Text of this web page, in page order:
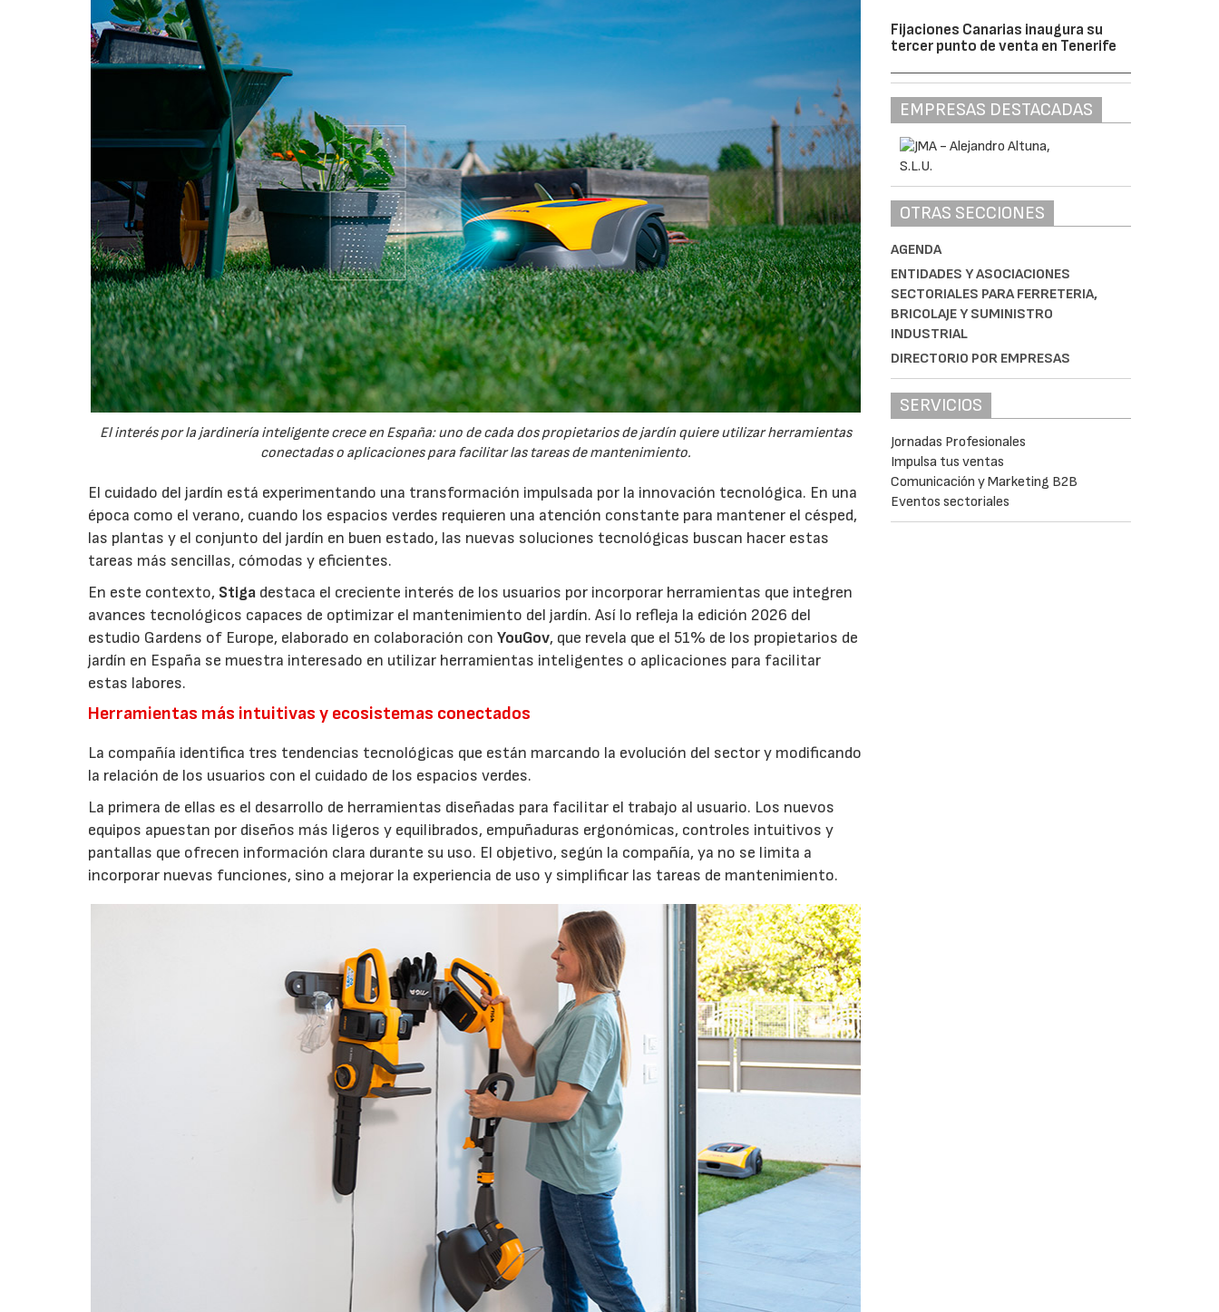
El interés por la jardinería inteligente crece en España: uno de cada dos propietarios de jardín quiere utilizar herramientas
conectadas o aplicaciones para facilitar las tareas de mantenimiento.
El cuidado del jardín está experimentando una transformación impulsada por la innovación tecnológica. En una
época como el verano, cuando los espacios verdes requieren una atención constante para mantener el césped,
las plantas y el conjunto del jardín en buen estado, las nuevas soluciones tecnológicas buscan hacer estas
tareas más sencillas, cómodas y eficientes.
En este contexto, Stiga destaca el creciente interés de los usuarios por incorporar herramientas que integren
avances tecnológicos capaces de optimizar el mantenimiento del jardín. Así lo refleja la edición 2026 del
estudio Gardens of Europe, elaborado en colaboración conYouGov, que revela que el 51% de los propietarios de
jardín en España se muestra interesado en utilizar herramientas inteligentes o aplicaciones para facilitar
estas labores.
Herramientas más intuitivas y ecosistemas conectados
La compañía identifica tres tendencias tecnológicas que están marcando la evolución del sector y modificando
la relación de los usuarios con el cuidado de los espacios verdes.
La primera de ellas es el desarrollo de herramientas diseñadas para facilitar el trabajo al usuario. Los nuevos
equipos apuestan por diseños más ligeros y equilibrados, empuñaduras ergonómicas, controles intuitivos y
pantallas que ofrecen información clara durante su uso. El objetivo, según la compañía, ya no se limita a
incorporar nuevas funciones, sino a mejorar la experiencia de uso y simplificar las tareas de mantenimiento.
Fijaciones Canarias inaugura su
tercer punto de venta en Tenerife
EMPRESAS DESTACADAS
OTRAS SECCIONES
AGENDA
ENTIDADES Y ASOCIACIONES
SECTORIALES PARA FERRETERIA,
BRICOLAJE Y SUMINISTRO
INDUSTRIAL
DIRECTORIO POR EMPRESAS
SERVICIOS
Jornadas Profesionales
Impulsa tus ventas
Comunicación y Marketing B2B
Eventos sectoriales